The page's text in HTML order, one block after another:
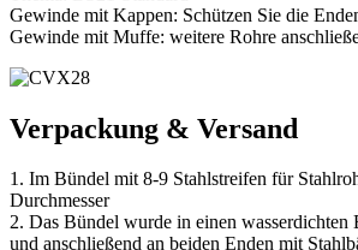
Gewinde mit Kappen: Schützen Sie die
Gewinde mit Muffe: weitere Rohre
Verpackung & Versand
1. Im Bündel mit 8-9 Stahlstreifen für
Durchmesser
2. Das Bündel wurde in einen wasserdichten
und anschließend an beiden Enden mit